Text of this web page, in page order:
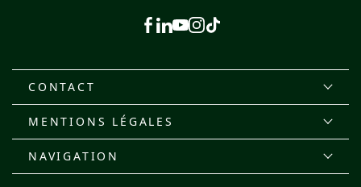
CONTACT
MENTIONS LÉGALES
NAVIGATION